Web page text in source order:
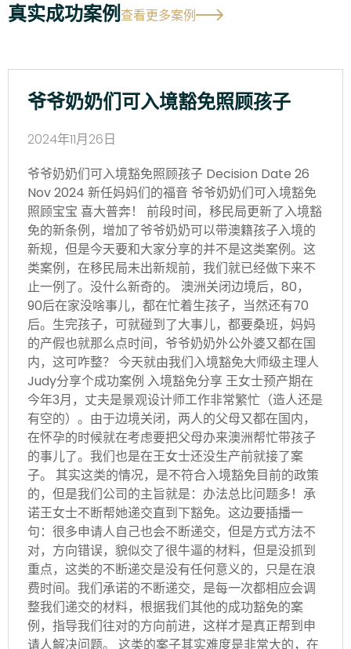
真实成功案例查看更多案例
爷爷奶奶们可入境豁免照顾孩子
2024年11月26日
爷爷奶奶们可入境豁免照顾孩子 Decision Date 26
Nov 2024 新任妈妈们的福音 爷爷奶奶们可入境豁免
照顾宝宝 喜大普奔！ 前段时间，移民局更新了入境豁
免的新条例，增加了爷爷奶奶可以带澳籍孩子入境的
新规，但是今天要和大家分享的并不是这类案例。这
类案例，在移民局未出新规前，我们就已经做下来不
止一例了。没什么新奇的。 澳洲关闭边境后，80，
90后在家没啥事儿，都在忙着生孩子，当然还有70
后。生完孩子，可就碰到了大事儿，都要桑班，妈妈
的产假也就那么点时间，爷爷奶奶外公外婆又都在国
内，这可咋整？ 今天就由我们入境豁免大师级主理人
Judy分享个成功案例 入境豁免分享 王女士预产期在
今年3月，丈夫是景观设计师工作非常繁忙（造人还是
有空的）。由于边境关闭，两人的父母又都在国内，
在怀孕的时候就在考虑要把父母办来澳洲帮忙带孩子
的事儿了。我们也是在王女士还没生产前就接了案
子。 其实这类的情况，是不符合入境豁免目前的政策
的，但是我们公司的主旨就是：办法总比问题多！承
诺王女士不断帮她递交直到下豁免。这边要插播一
句：很多申请人自己也会不断递交，但是方式方法不
对，方向错误，貌似交了很牛逼的材料，但是没抓到
重点，这类的不断递交是没有任何意义的，只是在浪
费时间。我们承诺的不断递交，是每一次都相应会调
整我们递交的材料，根据我们其他的成功豁免的案
例，指导我们往对的方向前进，这样才是真正帮到申
请人解决问题。 这类的案子其实难度是非常大的，在